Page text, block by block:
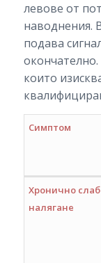
левове от
наводнения.
подава
които
Симптом
Хронично
налягане